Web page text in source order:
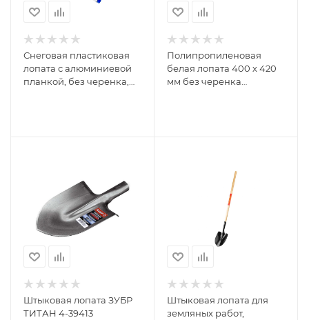
Снеговая пластиковая
лопата с алюминиевой
планкой, без черенка,
Полипропиленовая
белая лопата 400 х 420
мм без черенка
Штыковая лопата ЗУБР
ТИТАН 4-39413
Штыковая лопата для
земляных работ,